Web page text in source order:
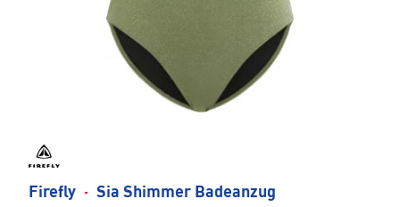
Firefly · Sia Shimmer Badeanzug